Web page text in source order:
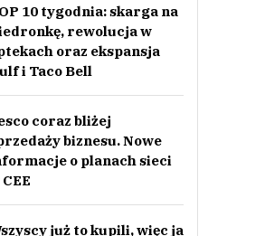
10 tygodnia: skarga na
rewolucja w
oraz ekspansja
i Taco Bell
coraz bliżej
biznesu. Nowe
o planach sieci
już to kupili, więc ja